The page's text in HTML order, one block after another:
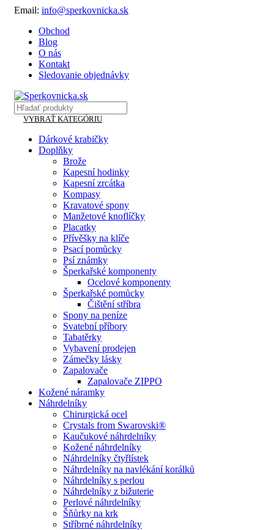
Email: info@sperkovnicka.sk
Obchod
Blog
O nás
Kontakt
Sledovanie objednávky
VYBRAŤ KATEGÓRIU
Dárkové krabičky
Doplňky
Brože
Kapesní hodinky
Kapesní zrcátka
Kompasy
Kravatové spony
Manžetové knoflíčky
Placatky
Přívěšky na klíče
Psací pomůcky
Psí známky
Šperkařské komponenty
Ocelové komponenty
Šperkařské pomůcky
Čištění stříbra
Spony na peníze
Svatební příbory
Tabatěrky
Vybavení prodejen
Zámečky lásky
Zapalovače
Zapalovače ZIPPO
Kožené náramky
Náhrdelníky
Chirurgická ocel
Crystals from Swarovski®
Kaučukové náhrdelníky
Kožené náhrdelníky
Náhrdelníky čtyřlístek
Náhrdelníky na navlékání korálků
Náhrdelníky s perlou
Náhrdelníky z bižuterie
Perlové náhrdelníky
Šňůrky na krk
Stříbrné náhrdelníky